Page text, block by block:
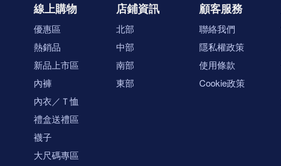
線上購物
優惠區
熱銷品
新品上市區
內褲
內衣／Ｔ恤
禮盒送禮區
襪子
大尺碼專區
店鋪資訊
北部
中部
南部
東部
顧客服務
聯絡我們
隱私權政策
使用條款
Cookie政策